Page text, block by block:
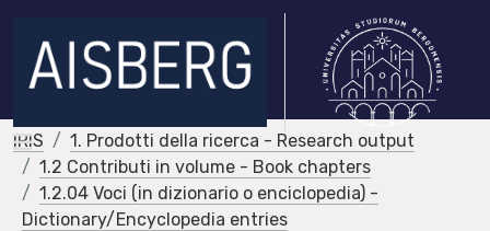
IRIS
1. Prodotti della ricerca - Research output
1.2 Contributi in volume - Book chapters
1.2.04 Voci (in dizionario o enciclopedia) -
Dictionary/Encyclopedia entries